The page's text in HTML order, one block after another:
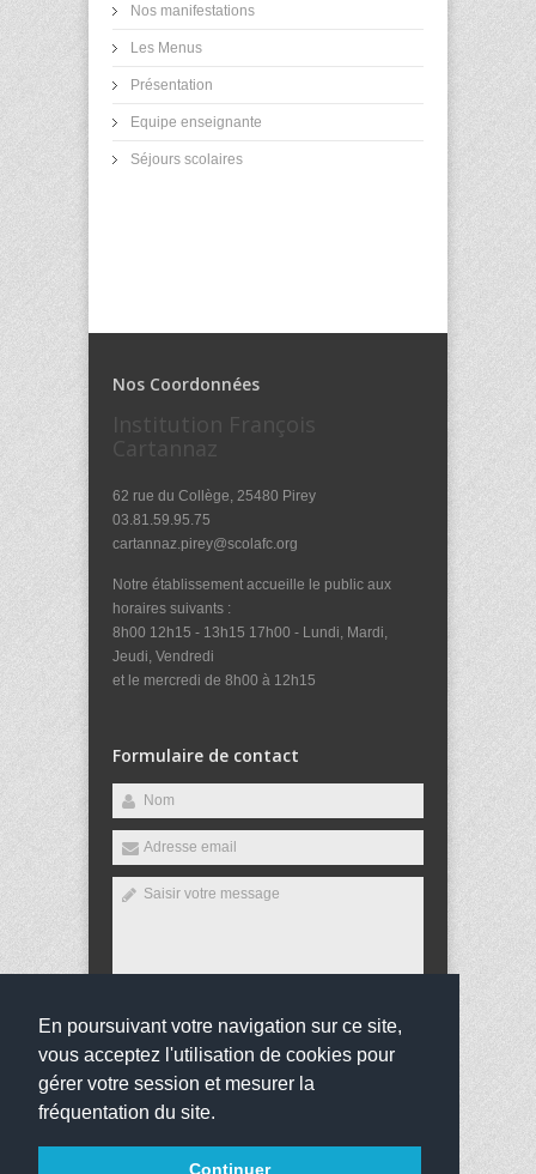
En poursuivant votre navigation sur ce site,
vous acceptez l'utilisation de cookies pour
gérer votre session et mesurer la
fréquentation du site.
Continuer
Nos manifestations
Les Menus
Présentation
Equipe enseignante
Séjours scolaires
Nos Coordonnées
Institution François
Cartannaz
62 rue du Collège, 25480 Pirey
03.81.59.95.75
cartannaz.pirey@scolafc.org
Notre établissement accueille le public aux
horaires suivants :
8h00 12h15 - 13h15 17h00 - Lundi, Mardi,
Jeudi, Vendredi
et le mercredi de 8h00 à 12h15
Formulaire de contact
Envoyer